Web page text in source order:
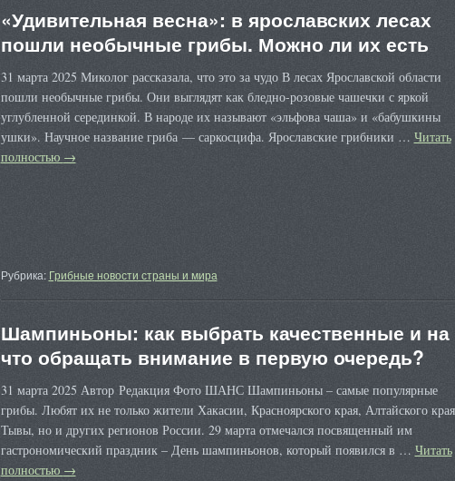
«Удивительная весна»: в ярославских лесах
пошли необычные грибы. Можно ли их есть
31 марта 2025 Миколог рассказала, что это за чудо В лесах Ярославской области
пошли необычные грибы. Они выглядят как бледно-розовые чашечки с яркой
углубленной серединкой. В народе их называют «эльфова чаша» и «бабушкины
ушки». Научное название гриба — саркосцифа. Ярославские грибники … Читать
полностью →
Рубрика: Грибные новости страны и мира
Шампиньоны: как выбрать качественные и на
что обращать внимание в первую очередь?
31 марта 2025 Автор Редакция Фото ШАНС Шампиньоны – самые популярные
грибы. Любят их не только жители Хакасии, Красноярского края, Алтайского
Тывы, но и других регионов России. 29 марта отмечался посвященный им
гастрономический праздник – День шампиньонов, который появился в … Читать
полностью →